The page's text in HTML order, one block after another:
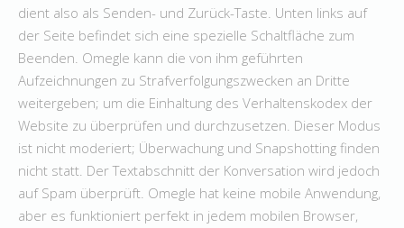
dient also als Senden- und Zurück-Taste. Unten links auf
der Seite befindet sich eine spezielle Schaltfläche zum
Beenden. Omegle kann die von ihm geführten
Aufzeichnungen zu Strafverfolgungszwecken an Dritte
weitergeben; um die Einhaltung des Verhaltenskodex der
Website zu überprüfen und durchzusetzen. Dieser Modus
ist nicht moderiert; Überwachung und Snapshotting finden
nicht statt. Der Textabschnitt der Konversation wird jedoch
auf Spam überprüft. Omegle hat keine mobile Anwendung,
aber es funktioniert perfekt in jedem mobilen Browser,